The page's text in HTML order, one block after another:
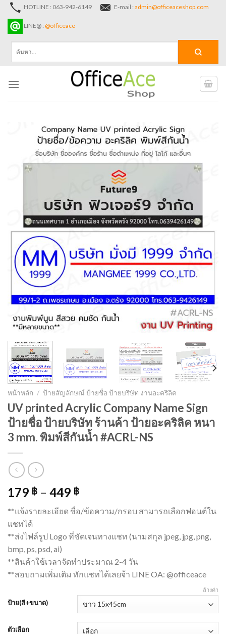
Skip
content
HOTLINE : 063-942-6149 E-mail : admin@officeaceshop.com
LINE@ : @officeace
หน้าหลัก / ป้ายสัญลักษณ์ ป้ายชื่อ ป้ายบริษัท งานอะคริลิค
UV printed Acrylic Company Name Sign
ป้ายชื่อ ป้ายบริษัท ร้านค้า ป้ายอะคริลิค หนา
3 mm. พิมพ์สีกันน้ำ #ACRL-NS
179 ฿ – 449 ฿
**แจ้งรายละเอียด ชื่อ/ข้อความ/กรอบ สามารถเลือกฟอนต์ใน
แชทได้
**ส่งไฟล์รูป Logo ที่ชัดเจนทางแชท (นามสกุล jpeg, jpg, png,
bmp, ps, psd, ai)
**สินค้าใช้เวลาจัดทำประมาณ 2-4 วัน
**สอบถามเพิ่มเติม ทักแชทได้เลยจ้า LINE OA: @officeace
ป้าย(สี+ขนาด)
ตัวเลือก
ล้างค่า